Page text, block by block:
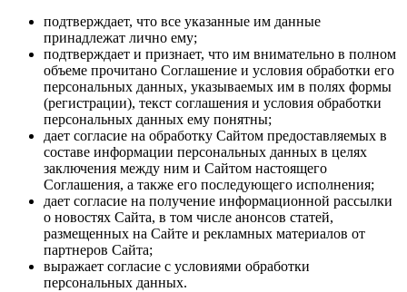
подтверждает, что все указанные им данные
принадлежат лично ему;
подтверждает и признает, что им внимательно в полном
объеме прочитано Соглашение и условия обработки его
персональных данных, указываемых им в полях формы
(регистрации), текст соглашения и условия обработки
персональных данных ему понятны;
дает согласие на обработку Сайтом предоставляемых в
составе информации персональных данных в целях
заключения между ним и Сайтом настоящего
Соглашения, а также его последующего исполнения;
дает согласие на получение информационной рассылки
о новостях Сайта, в том числе анонсов статей,
размещенных на Сайте и рекламных материалов от
партнеров Сайта;
выражает согласие с условиями обработки
персональных данных.